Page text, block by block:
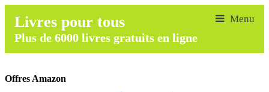
Livres pour tous
Plus de 6000 livres gratuits en ligne
Offres Amazon